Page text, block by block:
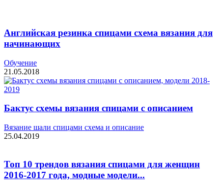
Английская резинка спицами схема вязания для
начинающих
Обучение
21.05.2018
Бактус схемы вязания спицами с описанием
Вязание шали спицами схема и описание
25.04.2019
Топ 10 трендов вязания спицами для женщин
2016-2017 года, модные модели...